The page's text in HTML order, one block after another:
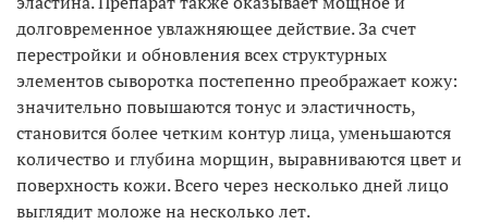
долговременное увлажняющее действие. За счет
перестройки и обновления всех структурных
элементов сыворотка постепенно преображает кожу:
значительно повышаются тонус и эластичность,
становится более четким контур лица, уменьшаются
количество и глубина морщин, выравниваются цвет и
поверхность кожи. Всего через несколько дней лицо
выглядит моложе на несколько лет.